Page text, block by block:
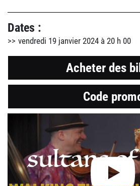
Dates :
vendredi 19 janvier 2024 à 20 h 00
Acheter des
Code
la
vidéo
Youtube
sur